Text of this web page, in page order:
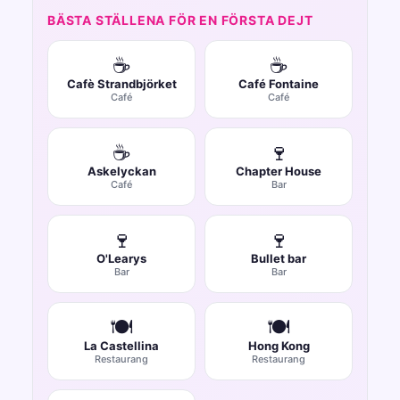
BÄSTA STÄLLENA FÖR EN FÖRSTA DEJT
☕
Cafè Strandbjörket
Café
☕
Café Fontaine
Café
☕
Askelyckan
Café
🍷
Chapter House
Bar
🍷
O'Learys
Bar
🍷
Bullet bar
Bar
🍽️
La Castellina
Restaurang
🍽️
Hong Kong
Restaurang